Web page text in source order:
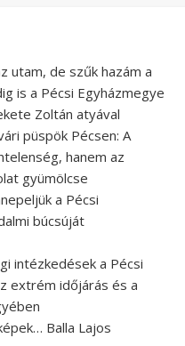
utam, de szűk hazám a
is a Pécsi Egyházmegye
Zoltán atyával
püspök Pécsen: A
hanem az
gyümölcse
a Pécsi
búcsúját
intézkedések a Pécsi
extrém időjárás és a
Balla Lajos